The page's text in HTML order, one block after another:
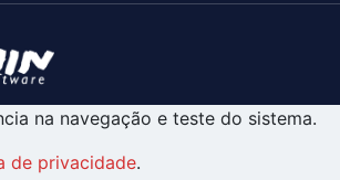
na navegação e teste do sistema.
de privacidade.